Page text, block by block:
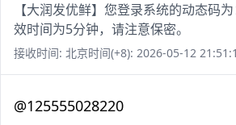
【大润发优鲜】您登录系统的动态码
效时间为5分钟，请注意保密。
接收时间: 北京时间(+8): 2026-05-12
@125555028220